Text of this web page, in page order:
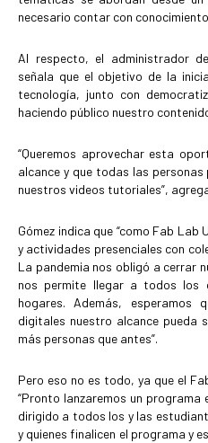
necesario contar con
Al respecto, el administrador
señala que el objetivo de la
tecnología, junto con
haciendo público nuestro
“Queremos aprovechar esta
alcance y que todas las
nuestros videos tutoriales”,
Gómez indica que “como Fab
y actividades presenciales con
La pandemia nos obligó a cerrar
nos permite llegar a todos los
hogares. Además,
digitales nuestro alcance pueda
más personas que antes”.
Pero eso no es todo, ya que el
“Pronto lanzaremos un
dirigido a todos los y las
y quienes finalicen el programa y